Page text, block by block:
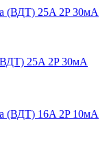
25A 2P 30мА